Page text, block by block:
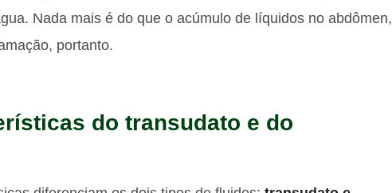
Nada mais é do que o acúmulo de líquidos no abdômen,
portanto.
do transudato e do